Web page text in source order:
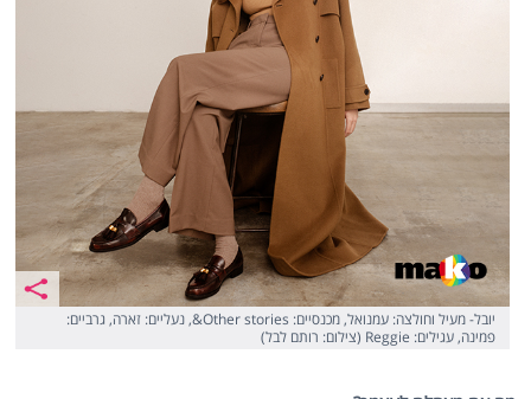
יובל- מעיל וחולצה: עמנואל, מכנסיים: Other stories&, נעליים: זארה, גרביים:
פמינה, עגילים: Reggie (צילום: רותם לבל)